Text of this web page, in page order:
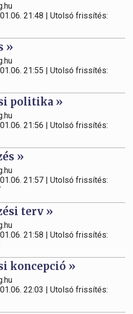
21:48 | Utolsó frissítés:
»
21:55 | Utolsó frissítés:
politika »
21:56 | Utolsó frissítés:
»
21:57 | Utolsó frissítés:
terv »
21:58 | Utolsó frissítés:
koncepció »
22:03 | Utolsó frissítés: